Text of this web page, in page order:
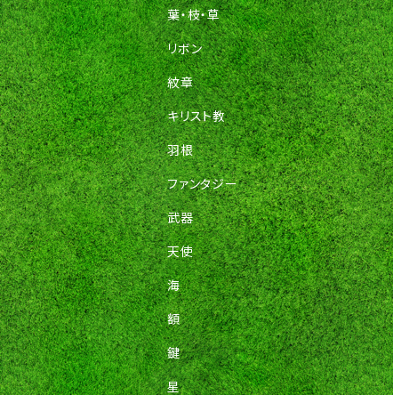
葉・枝・草
リボン
紋章
キリスト教
羽根
ファンタジー
武器
天使
海
額
鍵
星